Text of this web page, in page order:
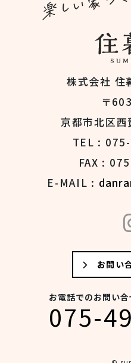
株式会社 住
〒
京都市北区西
TEL :
FAX :
E-MAIL :
お問い
お電話でのお問い合
075-